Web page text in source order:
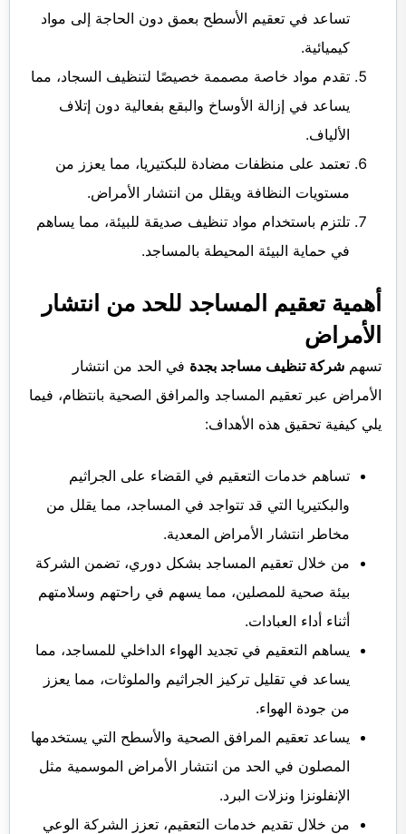
تساعد في تعقيم الأسطح بعمق دون الحاجة إلى مواد
كيميائية.
تقدم مواد خاصة مصممة خصيصًا لتنظيف السجاد، مما
يساعد في إزالة الأوساخ والبقع بفعالية دون إتلاف
الألياف.
تعتمد على منظفات مضادة للبكتيريا، مما يعزز من
مستويات النظافة ويقلل من انتشار الأمراض.
تلتزم باستخدام مواد تنظيف صديقة للبيئة، مما يساهم
في حماية البيئة المحيطة بالمساجد.
أهمية تعقيم المساجد للحد من انتشار
الأمراض
تسهم شركة تنظيف مساجد بجدة في الحد من انتشار
الأمراض عبر تعقيم المساجد والمرافق الصحية بانتظام، فيما
يلي كيفية تحقيق هذه الأهداف:
تساهم خدمات التعقيم في القضاء على الجراثيم
والبكتيريا التي قد تتواجد في المساجد، مما يقلل من
مخاطر انتشار الأمراض المعدية.
من خلال تعقيم المساجد بشكل دوري، تضمن الشركة
بيئة صحية للمصلين، مما يسهم في راحتهم وسلامتهم
أثناء أداء العبادات.
يساهم التعقيم في تجديد الهواء الداخلي للمساجد، مما
يساعد في تقليل تركيز الجراثيم والملوثات، مما يعزز
من جودة الهواء.
يساعد تعقيم المرافق الصحية والأسطح التي يستخدمها
المصلون في الحد من انتشار الأمراض الموسمية مثل
الإنفلونزا ونزلات البرد.
من خلال تقديم خدمات التعقيم، تعزز الشركة الوعي